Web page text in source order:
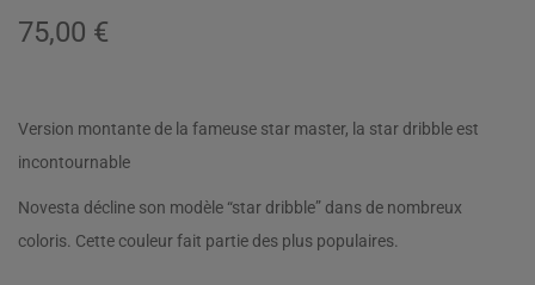
75,00 €
Version montante de la fameuse star master, la star dribble est
incontournable
Novesta décline son modèle “star dribble” dans de nombreux
coloris. Cette couleur fait partie des plus populaires.